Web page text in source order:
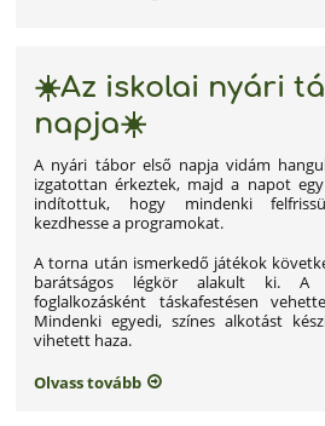
☀️Az iskolai nyári
napja☀️
A nyári tábor első napja vidám
izgatottan érkeztek, majd a napot
indítottuk, hogy mindenki
kezdhesse a programokat.
A torna után ismerkedő játékok
barátságos légkör alakult ki. A
foglalkozásként táskafestésen
Mindenki egyedi, színes alkotást
vihetett haza.
Olvass tovább